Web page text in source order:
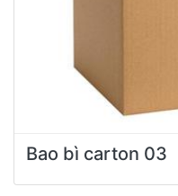
Bao bì carton 03